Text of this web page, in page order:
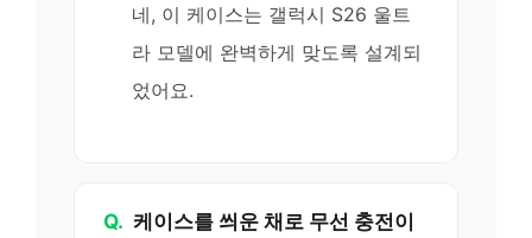
네, 이 케이스는 갤럭시 S26 울트
라 모델에 완벽하게 맞도록 설계되
었어요.
Q. 케이스를 씌운 채로 무선 충전이